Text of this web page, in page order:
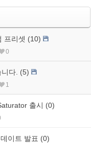
프리셋 (10)
0
다. (5)
1
출시 (0)
이트 발표 (0)